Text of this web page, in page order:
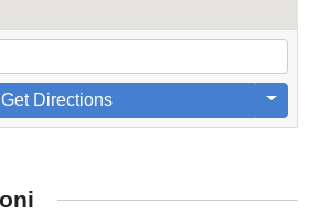
Get Directions